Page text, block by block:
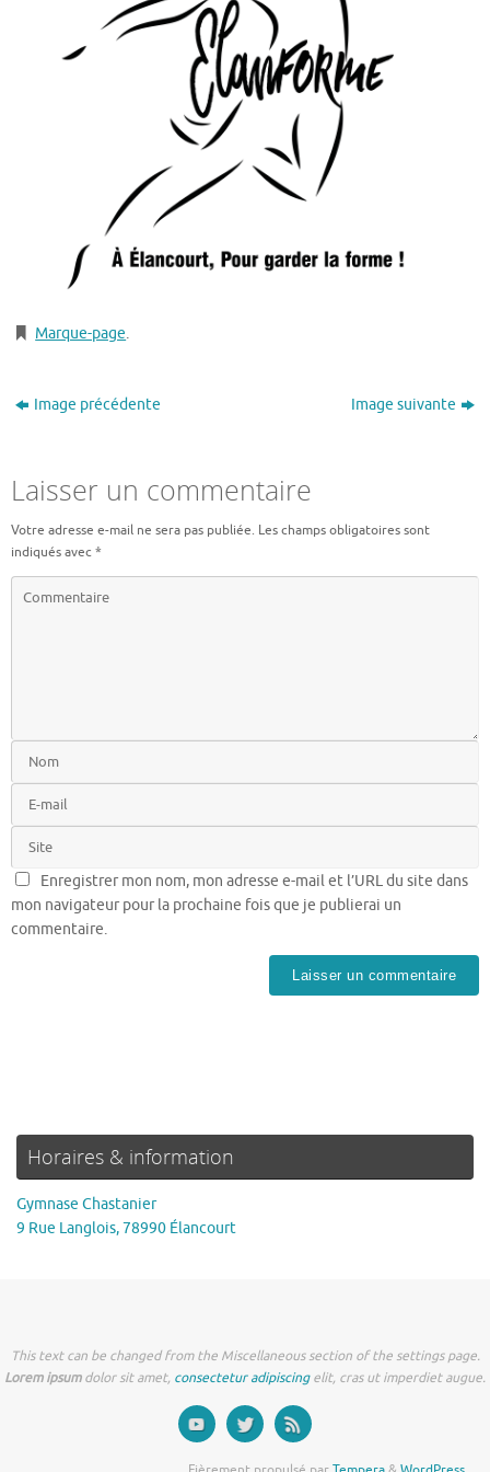
Marque-page.
Image précédente Image suivante
Laisser un commentaire
Votre adresse e-mail ne sera pas publiée. Les champs obligatoires sont
indiqués avec*
Enregistrer mon nom, mon adresse e-mail et l’URL du site dans
mon navigateur pour la prochaine fois que je publierai un
commentaire.
Horaires & information
Gymnase Chastanier
9 Rue Langlois, 78990 Élancourt
This text can be changed from the Miscellaneous section of the settings page.
Lorem ipsumdolor sit amet, consectetur adipiscingelit, cras ut imperdiet augue.